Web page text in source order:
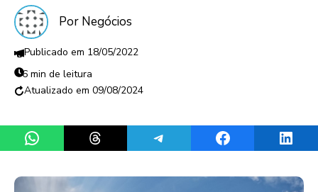
Por Negócios
18/05/2022
6 min de leitura
09/08/2024
Share on WhatsAppShare on ThreadsShare on TelegramShare on Facebook